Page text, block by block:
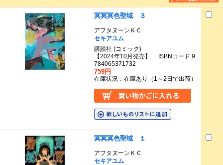
冥冥冥色聖域 ３
アフタヌーンＫＣ
セキアユム
講談社 (コミック)
【2024年10月発売】 ISBNコード 9
784065371732
759円
在庫状況：在庫あり（1～2日で出荷）
冥冥冥色聖域 １
アフタヌーンＫＣ
セキアユム